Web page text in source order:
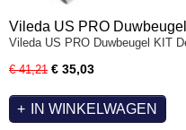
Vileda US PRO
Vileda US PRO Duwbeugel KIT
€ 41,21 € 35,03
IN WINKELWAGEN